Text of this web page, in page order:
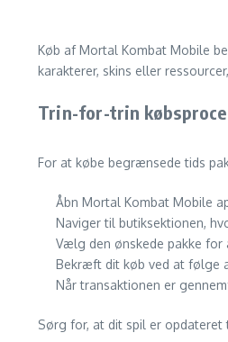
Køb af Mortal Kombat Mobile
karakterer, skins eller
Trin-for-trin
For at købe begrænsede tids
Åbn Mortal Kombat Mobile
Naviger til butiksektionen,
Vælg den ønskede pakke for
Bekræft dit køb ved at følge
Når transaktionen er
Sørg for, at dit spil er